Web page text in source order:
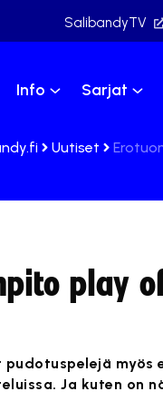
SalibandyTV
Info Sarjat
Uutiset
play
Ja kuten on